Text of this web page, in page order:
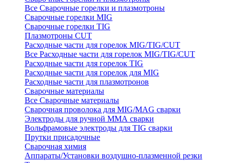
Все Сварочные горелки и плазмотроны
Сварочные горелки MIG
Сварочные горелки TIG
Плазмотроны CUT
Расходные части для горелок MIG/TIG/CUT
Все Расходные части для горелок MIG/TIG/CUT
Расходные части для горелок TIG
Расходные части для горелок для MIG
Расходные части для плазмотронов
Сварочные материалы
Все Сварочные материалы
Сварочная проволока для MIG/MAG сварки
Электроды для ручной ММА сварки
Вольфрамовые электроды для TIG сварки
Прутки присадочные
Сварочная химия
Аппараты/Установки воздушно-плазменной резки